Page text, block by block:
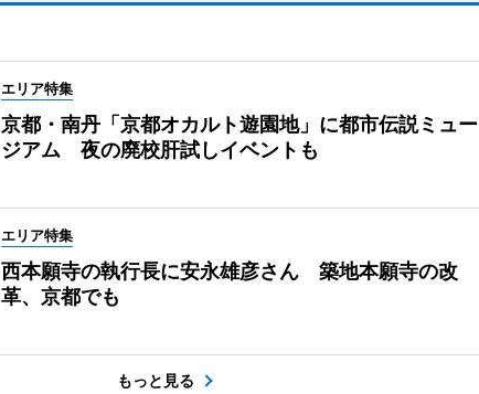
エリア特集
京都・南丹「京都オカルト遊園地」に都市伝説ミュー
ジアム 夜の廃校肝試しイベントも
エリア特集
西本願寺の執行長に安永雄彦さん 築地本願寺の改
革、京都でも
もっと見る